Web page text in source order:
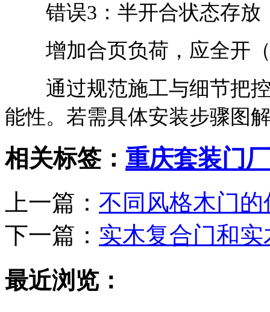
错误3：半开合状态存放
增加合页负荷，应全开（
通过规范施工与细节把控
能性。若需具体安装步骤图
相关标签： 重庆套装门
上一篇： 不同风格木门
下一篇： 实木复合门和
最近浏览：